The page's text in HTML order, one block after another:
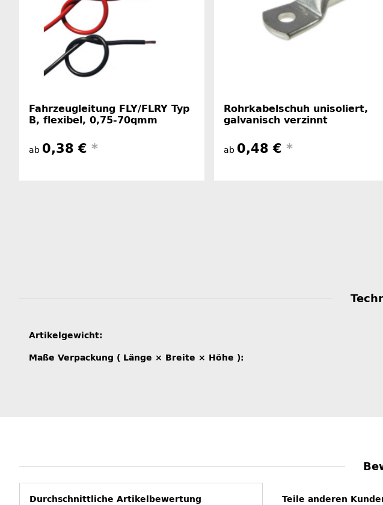
Fahrzeugleitung FLY/FLRY Typ
B, flexibel, 0,75-70qmm
ab 0,38 € *
Rohrkabelschuh unisoliert,
galvanisch verzinnt
ab 0,48 € *
Produkteigenschaft
Wert
Artikelgewicht:
Maße Verpackung ( Länge × Breite × Höhe ):
Durchschnittliche Artikelbewertung Teile anderen